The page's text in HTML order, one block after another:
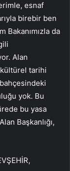
esnaf
birebir ben
Bakanımızla da
Alan
kültürel tarihi
yok. Bu
bu yasa
Başkanlığı,